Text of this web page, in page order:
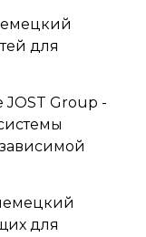
для
JOST Group -
для